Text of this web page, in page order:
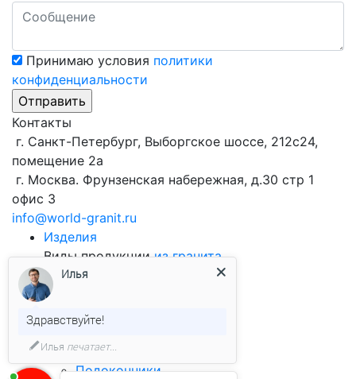
Принимаю условия политики
конфиденциальности
Контакты
г. Санкт-Петербург, Выборгское шоссе, 212с24,
помещение 2а
г. Москва. Фрунзенская набережная, д.30 стр 1
офис 3
info@world-granit.ru
Изделия
Виды продукциииз гранита
Брусчатка
Бортовой камень
Ступени
Подоконники
Илья
Здравствуйте!
Илья печатает...